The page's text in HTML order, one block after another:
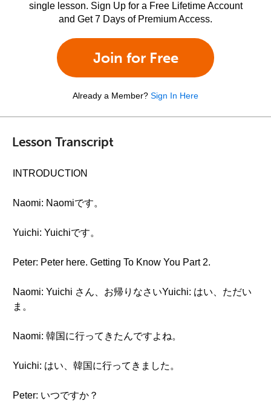
single lesson. Sign Up for a Free Lifetime Account
and Get 7 Days of Premium Access.
Join for Free
Already a Member? Sign In Here
Lesson Transcript
INTRODUCTION
Naomi: Naomiです。
Yuichi: Yuichiです。
Peter: Peter here. Getting To Know You Part 2.
Naomi: Yuichi さん、お帰りなさいYuichi: はい、ただい
ま。
Naomi: 韓国に行ってきたんですよね。
Yuichi: はい、韓国に行ってきました。
Peter: いつですか？